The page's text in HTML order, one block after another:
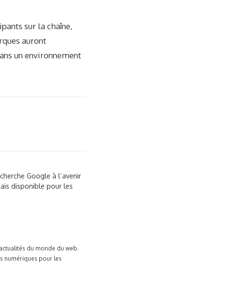
sur la chaîne,
auront
un environnement
Google à l’avenir
disponible pour les
du monde du web.
numériques pour les